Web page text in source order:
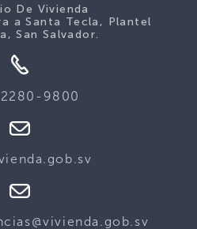
De Vivienda
a Santa Tecla, Plantel
San Salvador.
9800